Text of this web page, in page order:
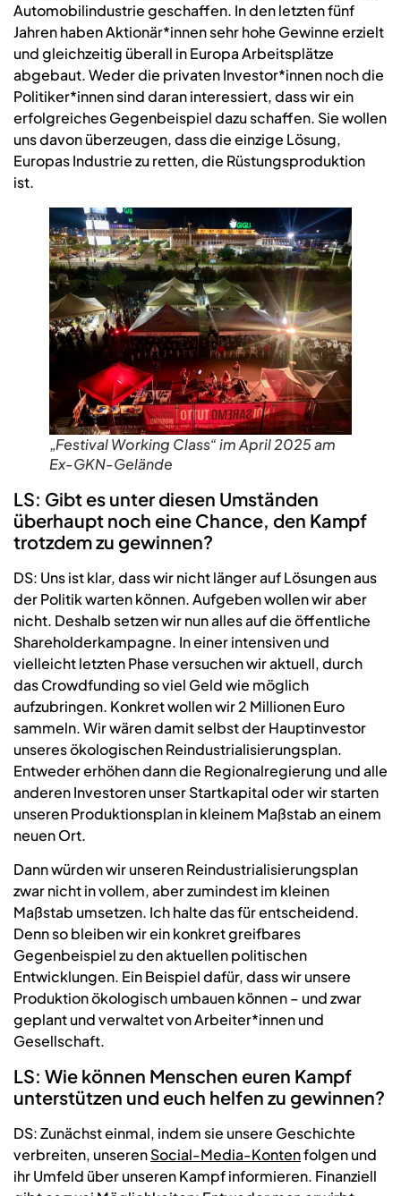
Automobilindustrie geschaffen. In den letzten fünf
Jahren haben Aktionär*innen sehr hohe Gewinne erzielt
und gleichzeitig überall in Europa Arbeitsplätze
abgebaut. Weder die privaten Investor*innen noch die
Politiker*innen sind daran interessiert, dass wir ein
erfolgreiches Gegenbeispiel dazu schaffen. Sie wollen
uns davon überzeugen, dass die einzige Lösung,
Europas Industrie zu retten, die Rüstungsproduktion
ist.
„Festival Working Class“ im April 2025 am
Ex-GKN-Gelände
LS: Gibt es unter diesen Umständen
überhaupt noch eine Chance, den Kampf
trotzdem zu gewinnen?
DS: Uns ist klar, dass wir nicht länger auf Lösungen aus
der Politik warten können. Aufgeben wollen wir aber
nicht. Deshalb setzen wir nun alles auf die öffentliche
Shareholderkampagne. In einer intensiven und
vielleicht letzten Phase versuchen wir aktuell, durch
das Crowdfunding so viel Geld wie möglich
aufzubringen. Konkret wollen wir 2 Millionen Euro
sammeln. Wir wären damit selbst der Hauptinvestor
unseres ökologischen Reindustrialisierungsplan.
Entweder erhöhen dann die Regionalregierung und alle
anderen Investoren unser Startkapital oder wir starten
unseren Produktionsplan in kleinem Maßstab an einem
neuen Ort.
Dann würden wir unseren Reindustrialisierungsplan
zwar nicht in vollem, aber zumindest im kleinen
Maßstab umsetzen. Ich halte das für entscheidend.
Denn so bleiben wir ein konkret greifbares
Gegenbeispiel zu den aktuellen politischen
Entwicklungen. Ein Beispiel dafür, dass wir unsere
Produktion ökologisch umbauen können – und zwar
geplant und verwaltet von Arbeiter*innen und
Gesellschaft.
LS: Wie können Menschen euren Kampf
unterstützen und euch helfen zu gewinnen?
DS: Zunächst einmal, indem sie unsere Geschichte
verbreiten, unserenSocial-Media-Kontenfolgen und
ihr Umfeld über unseren Kampf informieren. Finanziell